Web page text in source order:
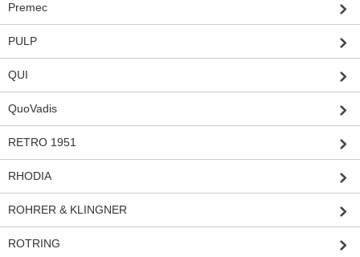
Premec
PULP
QUI
QuoVadis
RETRO 1951
RHODIA
ROHRER & KLINGNER
ROTRING